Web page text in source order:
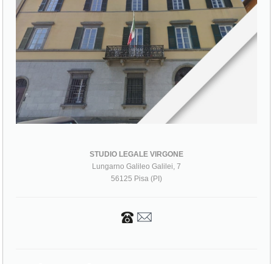
STUDIO LEGALE VIRGONE
Lungarno Galileo Galilei, 7
56125 Pisa (PI)